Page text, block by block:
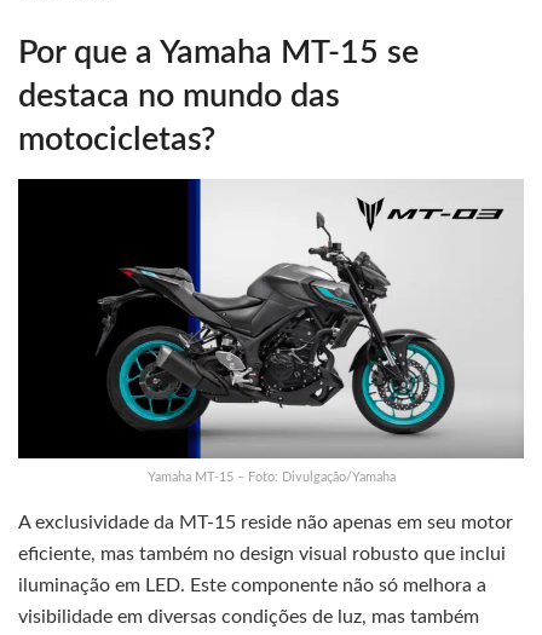
Por que a Yamaha MT-15 se
destaca no mundo das
motocicletas?
Yamaha MT-15 – Foto: Divulgação/Yamaha
A exclusividade da MT-15 reside não apenas em seu motor
eficiente, mas também no design visual robusto que inclui
iluminação em LED. Este componente não só melhora a
visibilidade em diversas condições de luz, mas também